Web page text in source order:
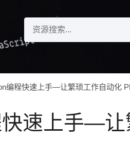
编程快速上手—让繁琐工作自动化
速上手—让